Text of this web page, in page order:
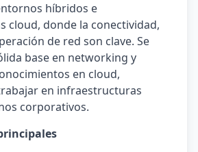
híbridos e
cloud, donde la conectividad,
de red son clave. Se
base en networking y
en cloud,
en infraestructuras
corporativos.